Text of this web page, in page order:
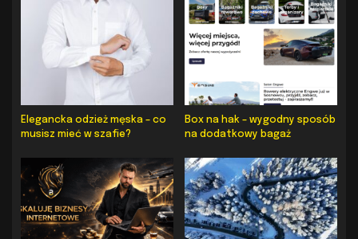
Elegancka odzież męska – co
musisz mieć w szafie?
Box na hak – wygodny sposób
na dodatkowy bagaż